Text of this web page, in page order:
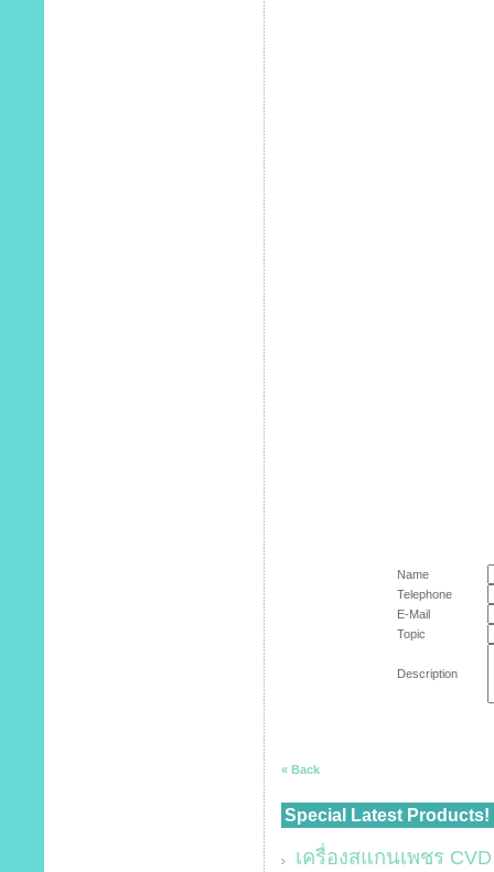
Name
Telephone
E-Mail
Topic
Description
« Back
Special Latest Products!
เครื่องสแกนเพชร